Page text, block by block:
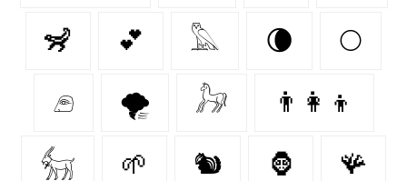
🦨 💕 𓅓 🌘 🌕
𓂉 🌪️ 𓃗 👨‍👩‍👦
𓃶 🌱 🐿 🦍 🪸